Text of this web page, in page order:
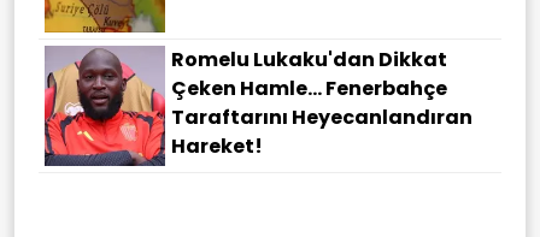
Romelu Lukaku'dan Dikkat
Çeken Hamle... Fenerbahçe
Taraftarını Heyecanlandıran
Hareket!